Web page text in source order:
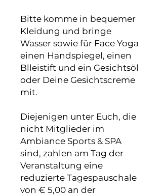
Bitte komme in bequemer
Kleidung und bringe
Wasser sowie für Face Yoga
einen Handspiegel, einen
Blleistift und ein Gesichtsöl
oder Deine Gesichtscreme
mit.
Diejenigen unter Euch, die
nicht Mitglieder im
Ambiance Sports & SPA
sind, zahlen am Tag der
Veranstaltung eine
reduzierte Tagespauschale
von € 5,00 an der